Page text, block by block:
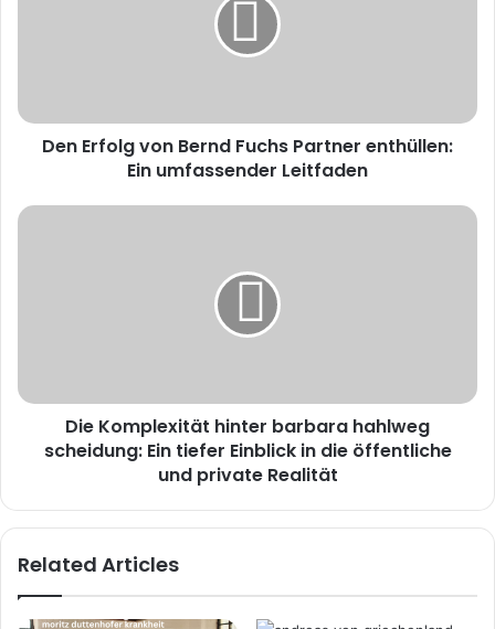
umfassender
Leitfaden
Den Erfolg von Bernd Fuchs Partner enthüllen:
Ein umfassender Leitfaden
Die
Einblick
private
Die Komplexität hinter barbara hahlweg
scheidung: Ein tiefer Einblick in die öffentliche
und private Realität
Related Articles